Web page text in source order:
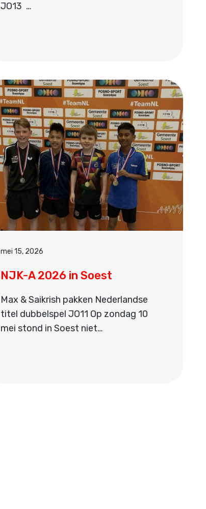
JO13 …
mei 15, 2026
NJK-A 2026 in Soest
Max & Saikrish pakken Nederlandse
titel dubbelspel JO11 Op zondag 10
mei stond in Soest niet…